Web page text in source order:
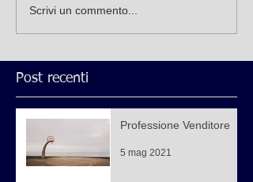
Scrivi un commento...
Post recenti
Professione Venditore
5 mag 2021